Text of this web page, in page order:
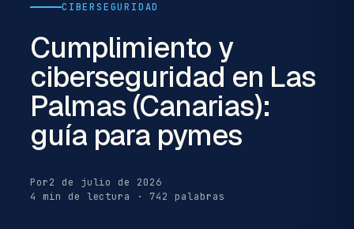
CIBERSEGURIDAD
Cumplimiento y
ciberseguridad en Las
Palmas (Canarias):
guía para pymes
Por2 de julio de 2026
4 min de lectura · 742 palabras